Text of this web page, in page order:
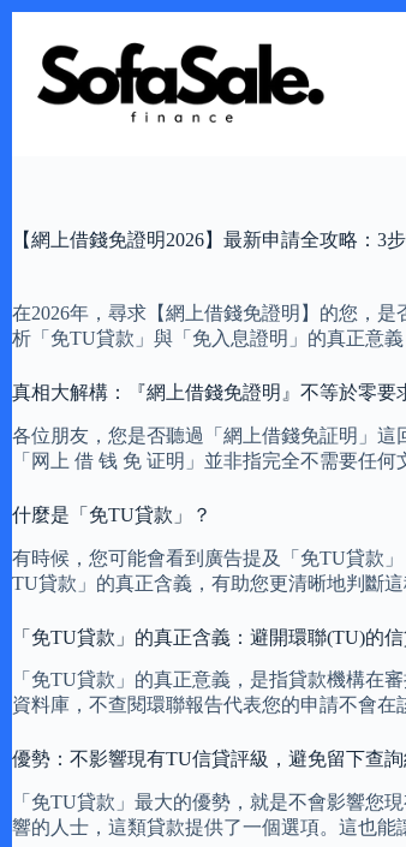
content
【網上借錢免證明2026】最新申請全攻略：3
在2026年，尋求【網上借錢免證明】的您，
析「免TU貸款」與「免入息證明」的真正意
真相大解構：『網上借錢免證明』不等於零要
各位朋友，您是否聽過「網上借錢免証明」
「网上 借 钱 免 证明」並非指完全不需要任
什麼是「免TU貸款」？
有時候，您可能會看到廣告提及「免TU貸款
TU貸款」的真正含義，有助您更清晰地判斷這
「免TU貸款」的真正含義：避開環聯(TU)的
「免TU貸款」的真正意義，是指貸款機構在
資料庫，不查閱環聯報告代表您的申請不會
優勢：不影響現有TU信貸評級，避免留下查
「免TU貸款」最大的優勢，就是不會影響您
響的人士，這類貸款提供了一個選項。這也能